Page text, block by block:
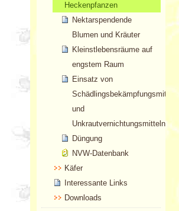
Heckenpfanzen
Nektarspendende
Blumen und Kräuter
Kleinstlebensräume auf
engstem Raum
Einsatz von
Schädlingsbekämpfungsmitteln
und
Unkrautvernichtungsmitteln
Düngung
NVW-Datenbank
Käfer
Interessante Links
Downloads